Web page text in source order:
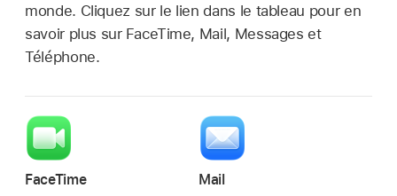
monde. Cliquez sur le lien dans le tableau pour en
savoir plus sur FaceTime, Mail, Messages et
Téléphone.
FaceTime
Mail